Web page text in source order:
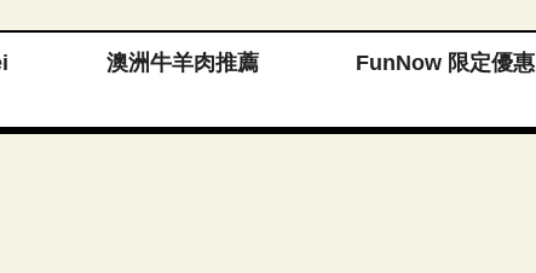
澳洲牛羊肉推薦 FunNow 限定優惠